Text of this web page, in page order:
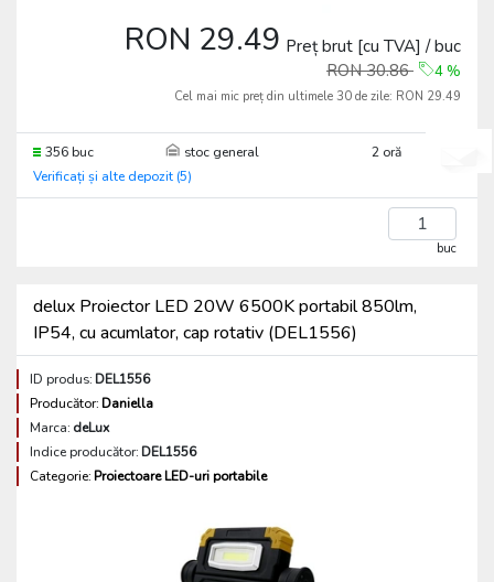
RON 29.49 Preț brut [cu TVA] / buc
RON 30.86
4%
Cel mai mic preț din ultimele 30 de zile: RON 29.49
356 buc stoc general
2 oră
Verificați și alte depozit (5)
buc
delux Proiector LED 20W 6500K portabil 850lm,
IP54, cu acumlator, cap rotativ (DEL1556)
ID produs:DEL1556
Producător:Daniella
Marca: deLux
Indice producător:DEL1556
Categorie:Proiectoare LED-uri portabile